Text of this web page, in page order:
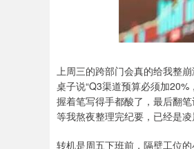
上周三的跨部门会真的给我整
桌子说“Q3渠道预算必须加
握着笔写得手都酸了，最后翻
等我熬夜整理完纪要，已经是
转机是周五下班前，隔壁工位
上证指数